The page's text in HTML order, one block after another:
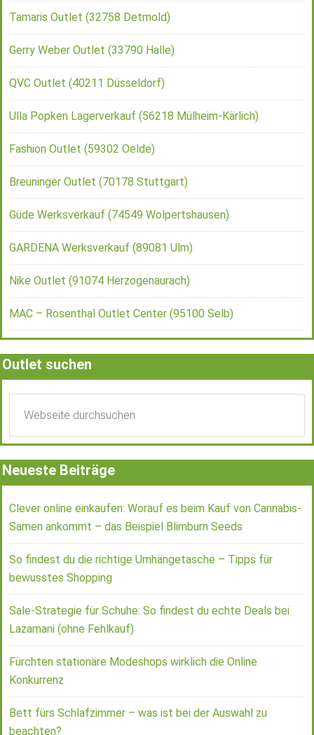
Tamaris Outlet (32758 Detmold)
Gerry Weber Outlet (33790 Halle)
QVC Outlet (40211 Düsseldorf)
Ulla Popken Lagerverkauf (56218 Mülheim-Kärlich)
Fashion Outlet (59302 Oelde)
Breuninger Outlet (70178 Stuttgart)
Güde Werksverkauf (74549 Wolpertshausen)
GARDENA Werksverkauf (89081 Ulm)
Nike Outlet (91074 Herzogenaurach)
MAC – Rosenthal Outlet Center (95100 Selb)
Outlet suchen
Neueste Beiträge
Clever online einkaufen: Worauf es beim Kauf von Cannabis-
Samen ankommt – das Beispiel Blimburn Seeds
So findest du die richtige Umhängetasche – Tipps für
bewusstes Shopping
Sale-Strategie für Schuhe: So findest du echte Deals bei
Lazamani (ohne Fehlkauf)
Fürchten stationäre Modeshops wirklich die Online
Konkurrenz
Bett fürs Schlafzimmer – was ist bei der Auswahl zu
beachten?